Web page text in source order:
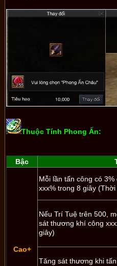
Thuộc Tính Phong Ấn:
Bậc
Cao+
Mỗi lần tấn công có
xxx% trong 8 giây
Nếu Trí Tuệ trên 500,
sát thương khí công
giây)
Tăng sát thương khi